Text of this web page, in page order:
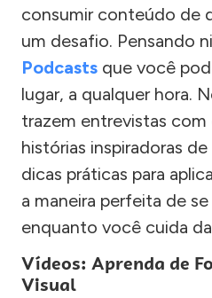
consumir conteúdo de
um desafio. Pensando
Podcasts que você
lugar, a qualquer hora.
trazem entrevistas com
histórias inspiradoras
dicas práticas para
a maneira perfeita de
enquanto você cuida
Vídeos: Aprenda de
Visual